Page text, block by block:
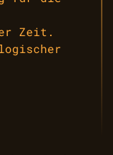
Zeit.